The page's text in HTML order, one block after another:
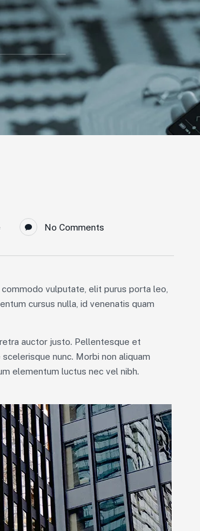
No Comments
vulputate, elit purus porta leo,
cursus nulla, id venenatis quam
auctor justo. Pellentesque et
nunc. Morbi non aliquam
elementum luctus nec vel nibh.